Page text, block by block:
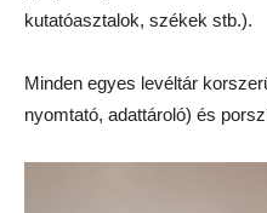
kutatóasztalok, székek stb.).
Minden egyes levéltár
nyomtató, adattároló) és